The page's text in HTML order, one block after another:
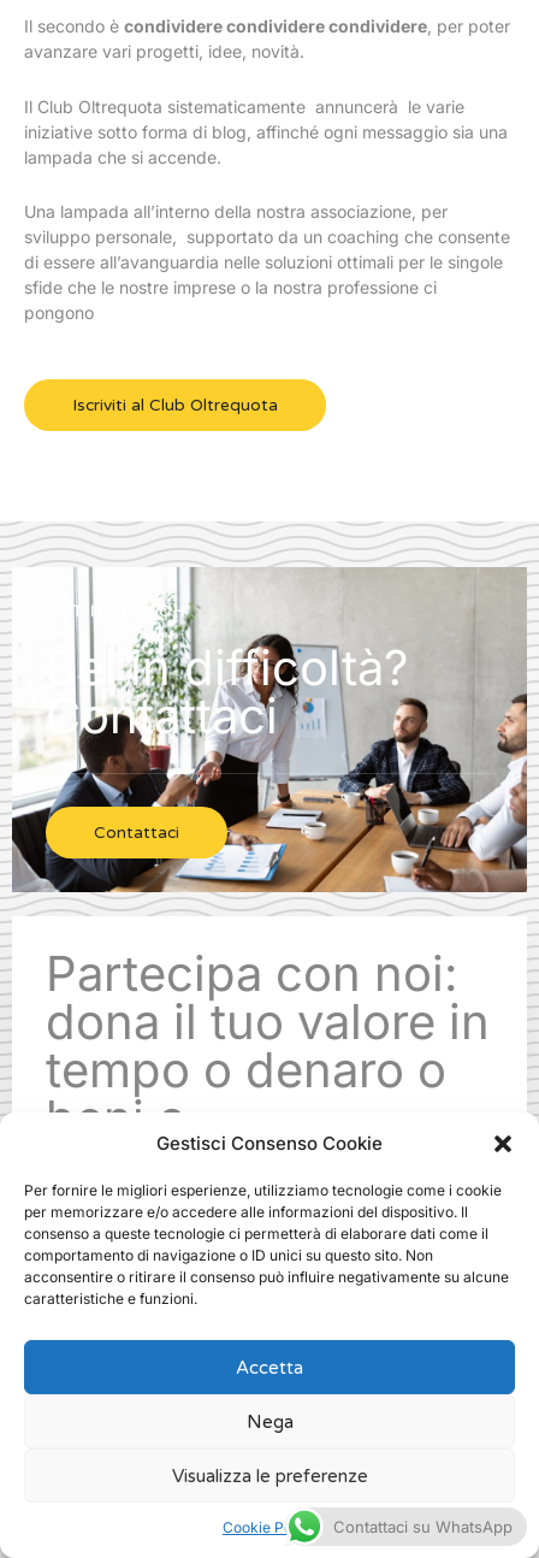
Gestisci Consenso Cookie
Per fornire le migliori esperienze, utilizziamo tecnologie come i cookie
per memorizzare e/o accedere alle informazioni del dispositivo. Il
consenso a queste tecnologie ci permetterà di elaborare dati come il
comportamento di navigazione o ID unici su questo sito. Non
acconsentire o ritirare il consenso può influire negativamente su alcune
caratteristiche e funzioni.
Accetta
Nega
Visualizza le preferenze
Cookie Policy
Il secondo è condividere condividere condividere, per poter
avanzare vari progetti, idee, novità.
Il Club Oltrequota sistematicamente annuncerà le varie
iniziative sotto forma di blog, affinché ogni messaggio sia una
lampada che si accende.
Una lampada all’interno della nostra associazione, per
sviluppo personale, supportato da un coaching che consente
di essere all’avanguardia nelle soluzioni ottimali per le singole
sfide che le nostre imprese o la nostra professione ci
pongono
Iscriviti al Club Oltrequota
GET IN TOUCH
Sei in difficoltà?
Contattaci
Contattaci
Partecipa con noi:
dona il tuo valore in
tempo o denaro o
beni o
specializzazioni.
Ti aspettiamo!
fundraising idea dove a milano
Contattaci su WhatsApp